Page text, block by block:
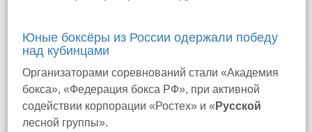
Юные боксёры из России одержали победу
над кубинцами
Организаторами соревнований стали «Академия
бокса», «Федерация бокса РФ», при активной
содействии корпорации «Ростех» и « Русской
лесной группы».